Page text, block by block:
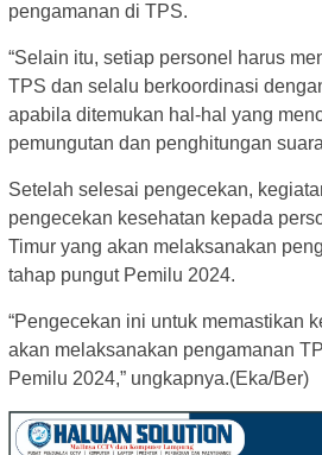
pengamanan di TPS.
“Selain itu, setiap personel harus
TPS dan selalu berkoordinasi
apabila ditemukan hal-hal yang
pemungutan dan penghitungan
Setelah selesai pengecekan,
pengecekan kesehatan kepada
Timur yang akan melaksanakan
tahap pungut Pemilu 2024.
“Pengecekan ini untuk memastikan
akan melaksanakan pengamanan
Pemilu 2024,” ungkapnya.(Eka/Ber)